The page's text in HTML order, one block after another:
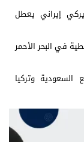
إيراني يعطل
في البحر الأحمر
وتركيا